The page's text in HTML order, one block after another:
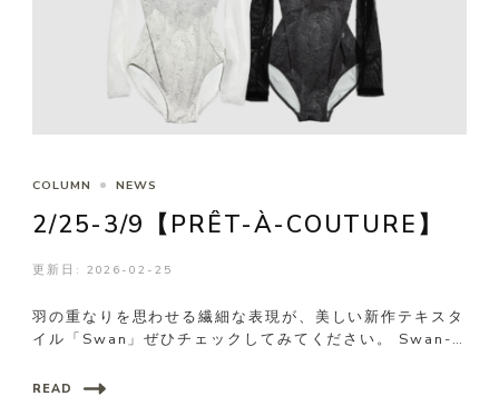
COLUMN NEWS
2/25-3/9【PRÊT-À-COUTURE】
更新日: 2026-02-25
羽の重なりを思わせる繊細な表現が、美しい新作テキスタ
イル「Swan」ぜひチェックしてみてください。 Swan-
READ